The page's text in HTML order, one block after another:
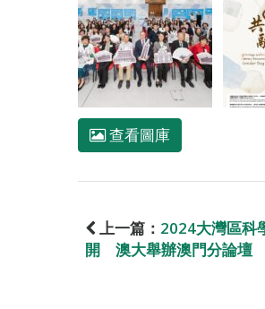
查看圖庫
上一篇： 2024大灣區科
開 澳大舉辦澳門分論壇